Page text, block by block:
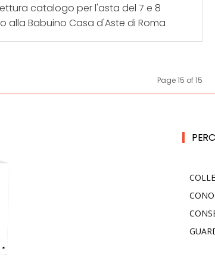
catalogo per l'asta del 7 e 8
alla Babuino Casa d'Aste di Roma
Page 15 of 15